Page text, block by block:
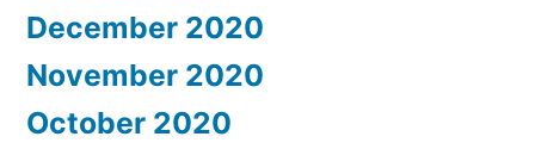
December 2020
November 2020
October 2020